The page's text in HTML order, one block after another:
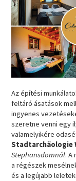
Az építési
feltáró ásatások
ingyenes
szeretne venni egy
valamelyikére
Stadtarchäologie
Stephansdomnál. A
a régészek
és a legújabb